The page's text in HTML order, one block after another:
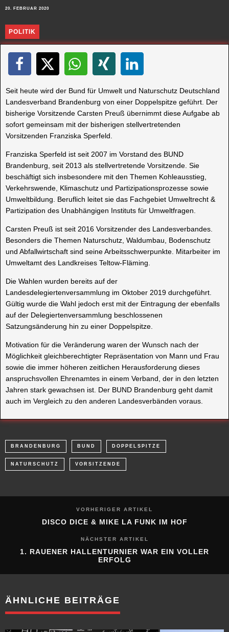
20. FEBRUAR 2020
POLITIK
Seit heute wird der Bund für Umwelt und Naturschutz Deutschland
Landesverband Brandenburg von einer Doppelspitze geführt. Der
bisherige Vorsitzende Carsten Preuß übernimmt diese Aufgabe ab
sofort gemeinsam mit der bisherigen stellvertretenden
Vorsitzenden Franziska Sperfeld.
Franziska Sperfeld ist seit 2007 im Vorstand des BUND
Brandenburg, seit 2013 als stellvertretende Vorsitzende. Sie
beschäftigt sich insbesondere mit den Themen Kohleausstieg,
Verkehrswende, Klimaschutz und Partizipationsprozesse sowie
Umweltbildung. Beruflich leitet sie das Fachgebiet Umweltrecht &
Partizipation des Unabhängigen Instituts für Umweltfragen.
Carsten Preuß ist seit 2016 Vorsitzender des Landesverbandes.
Besonders die Themen Naturschutz, Waldumbau, Bodenschutz
und Abfallwirtschaft sind seine Arbeitsschwerpunkte. Mitarbeiter im
Umweltamt des Landkreises Teltow-Fläming.
Die Wahlen wurden bereits auf der
Landesdelegiertenversammlung im Oktober 2019 durchgeführt.
Gültig wurde die Wahl jedoch erst mit der Eintragung der ebenfalls
auf der Delegiertenversammlung beschlossenen
Satzungsänderung hin zu einer Doppelspitze.
Motivation für die Veränderung waren der Wunsch nach der
Möglichkeit gleichberechtigter Repräsentation von Mann und Frau
sowie die immer höheren zeitlichen Herausforderung dieses
anspruchsvollen Ehrenamtes in einem Verband, der in den letzten
Jahren stark gewachsen ist. Der BUND Brandenburg geht damit
auch im Vergleich zu den anderen Landesverbänden voraus.
BRANDENBURG BUND DOPPELSPITZE
NATURSCHUTZ VORSITZENDE
VORHERIGER ARTIKEL
DISCO DICE & MIKE LA FUNK IM HOF
NÄCHSTER ARTIKEL
1. RAUENER HALLENTURNIER WAR EIN VOLLER
ERFOLG
ÄHNLICHE BEITRÄGE